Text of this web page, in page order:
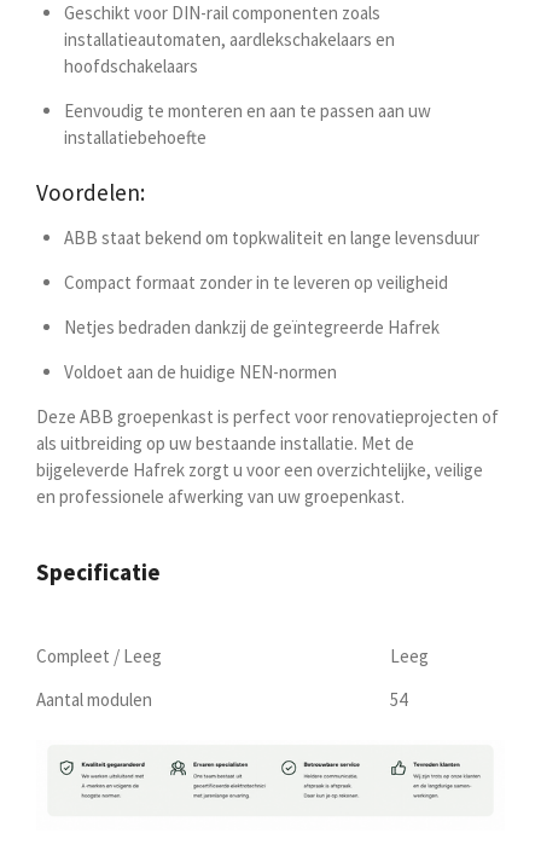
Geschikt voor DIN-rail componenten zoals
installatieautomaten, aardlekschakelaars en
hoofdschakelaars
Eenvoudig te monteren en aan te passen aan uw
installatiebehoefte
Voordelen:
ABB staat bekend om topkwaliteit en lange levensduur
Compact formaat zonder in te leveren op veiligheid
Netjes bedraden dankzij de geïntegreerde Hafrek
Voldoet aan de huidige NEN-normen
Deze ABB groepenkast is perfect voor renovatieprojecten of
als uitbreiding op uw bestaande installatie. Met de
bijgeleverde Hafrek zorgt u voor een overzichtelijke, veilige
en professionele afwerking van uw groepenkast.
Specificatie
Compleet / Leeg
Leeg
Aantal modulen
54